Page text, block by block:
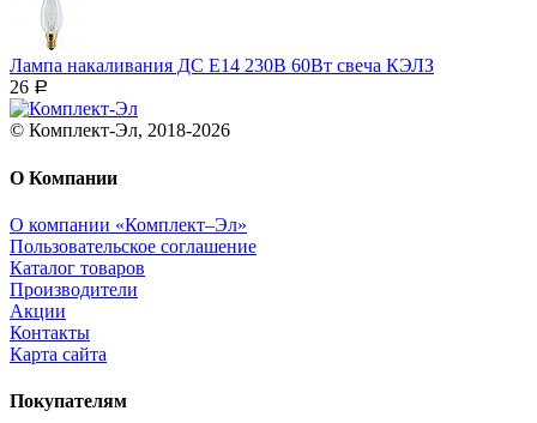
Лампа накаливания ДС Е14 230В 60Вт свеча КЭЛЗ
26 Р
© Комплект-Эл, 2018-2026
О Компании
О компании «Комплект–Эл»
Пользовательское соглашение
Каталог товаров
Производители
Акции
Контакты
Карта сайта
Покупателям